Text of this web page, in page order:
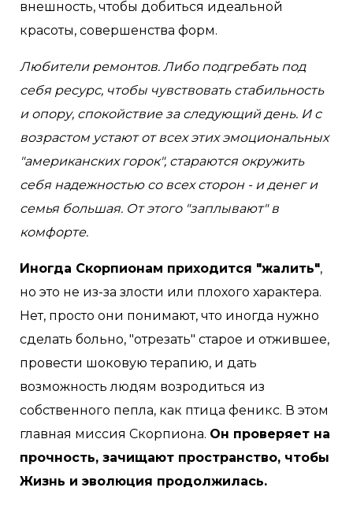
внешность, чтобы добиться идеальной
красоты, совершенства форм.
Любители ремонтов. Либо подгребать под
себя ресурс, чтобы чувствовать стабильность
и опору, спокойствие за следующий день. И с
возрастом устают от всех этих эмоциональных
"американских горок", стараются окружить
себя надежностью со всех сторон - и денег и
семья большая. От этого "заплывают" в
комфорте.
Иногда Скорпионам приходится "жалить",
но это не из-за злости или плохого характера.
Нет, просто они понимают, что иногда нужно
сделать больно, "отрезать" старое и отжившее,
провести шоковую терапию, и дать
возможность людям возродиться из
собственного пепла, как птица феникс. В этом
главная миссия Скорпиона. Он проверяет на
прочность, зачищают пространство, чтобы
Жизнь и эволюция продолжилась.